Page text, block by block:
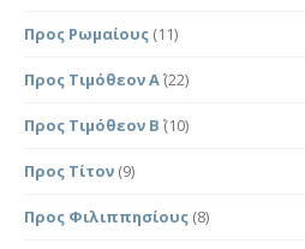
Προς Ρωμαίους (11)
Προς Τιμόθεον Α΄(22)
Προς Τιμόθεον Β΄ (10)
Προς Τίτον (9)
Προς Φιλιππησίους (8)